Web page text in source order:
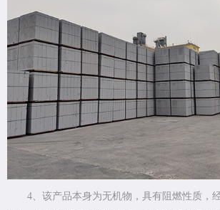
4、该产品本身为无机物，具有阻燃性质，